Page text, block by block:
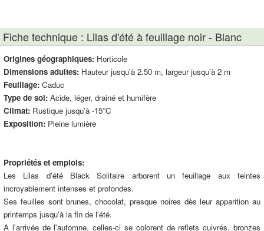
Fiche technique : Lilas d'été à feuillage noir - Blanc
Origines géographiques: Horticole
Dimensions adultes: Hauteur jusqu'à 2.50 m, largeur jusqu'à 2 m
Feuillage: Caduc
Type de sol: Acide, léger, drainé et humifère
Climat: Rustique jusqu'à -15°C
Exposition: Pleine lumière
Propriétés et emplois:
Les Lilas d'été Black Solitaire arborent un feuillage aux teintes
incroyablement intenses et profondes.
Ses feuilles sont brunes, chocolat, presque noires dès leur apparition au
printemps jusqu'à la fin de l'été.
A l'arrivée de l'automne, celles-ci se colorent de reflets cuivrés, bronzes